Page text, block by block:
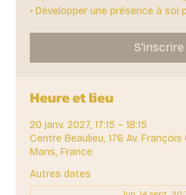
• Développer une présence à soi
S'inscrire
Heure et lieu
20 janv. 2027, 17:15 – 18:15
Centre Beaulieu, 176 Av. François
Mans, France
Autres dates